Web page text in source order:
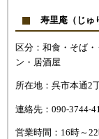
寿里庵（じゅ
区分：和食・そば・
ン・居酒屋
所在地：呉市本通2
連絡先：090-3744-
営業時間：16時～